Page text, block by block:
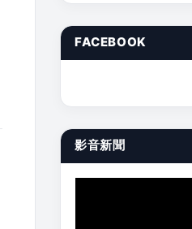
FACEBOOK
影音新聞